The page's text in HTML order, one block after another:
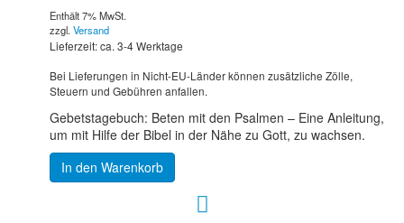
Enthält 7% MwSt.
zzgl. Versand
Lieferzeit: ca. 3-4 Werktage
Bei Lieferungen in Nicht-EU-Länder können zusätzliche Zölle,
Steuern und Gebühren anfallen.
Gebetstagebuch: Beten mit den Psalmen – Eine Anleitung,
um mit Hilfe der Bibel in der Nähe zu Gott, zu wachsen.
In den Warenkorb